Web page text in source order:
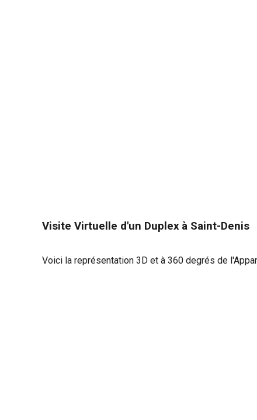
Visite Virtuelle d'un Duplexà Saint-Denis
Voici la représentation 3D et à 360 degrés de